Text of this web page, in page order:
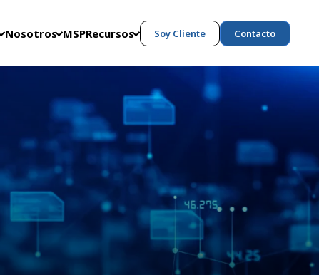
Nosotros MSPRecursos Soy Cliente Contacto